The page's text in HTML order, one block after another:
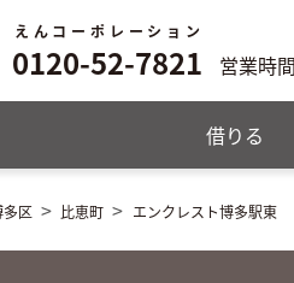
0120-52-7821
えんコーポレーション
営業時
借りる
多区 比恵町 エンクレスト博多駅東